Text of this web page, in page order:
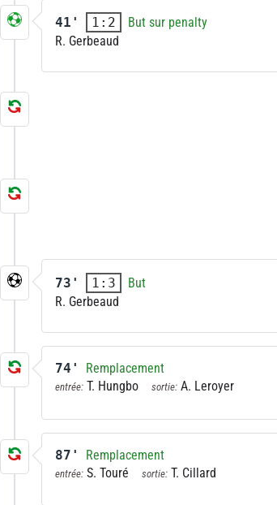
41' 1:2
But sur penalty
R. Gerbeaud
73' 1:3
But
R. Gerbeaud
74' Remplacement
entrée: T. Hungbo sortie: A. Leroyer
87' Remplacement
entrée: S. Touré sortie: T. Cillard